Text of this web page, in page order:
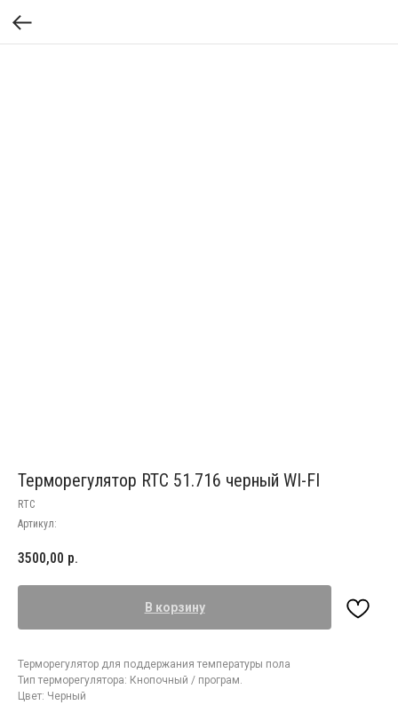
Терморегулятор RTC 51.716 черный WI-FI
RTC
Артикул:
3500,00 р.
В корзину
Терморегулятор для поддержания температуры пола
Тип терморегулятора: Кнопочный / програм.
Цвет: Черный